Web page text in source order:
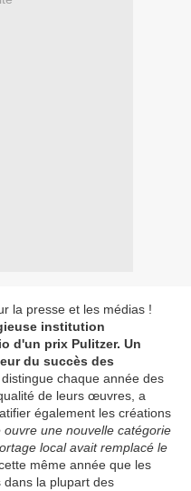
la presse et les médias !
institution
d'un prix Pulitzer. Un
du succès des
distingue chaque année des
de leurs œuvres, a
également les créations
ouvre une nouvelle catégorie
local avait remplacé le
même année que les
dans la plupart des